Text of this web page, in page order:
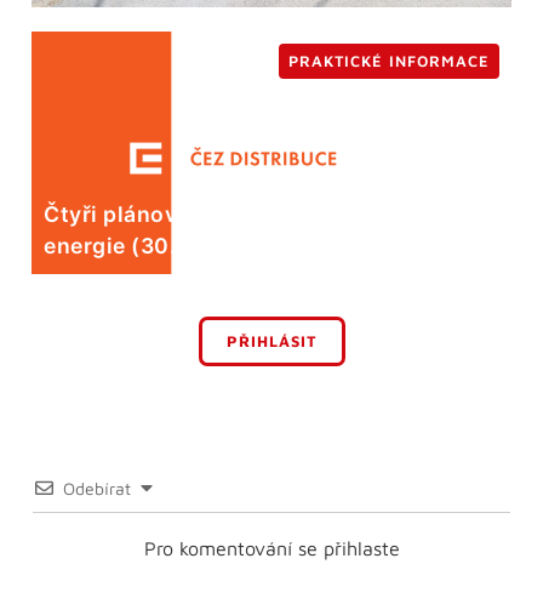
Čtyři plánované odstávky elektrické
energie (30. 7.)
PRAKTICKÉ INFORMACE
PŘIHLÁSIT
Odebírat
Pro komentování se přihlaste